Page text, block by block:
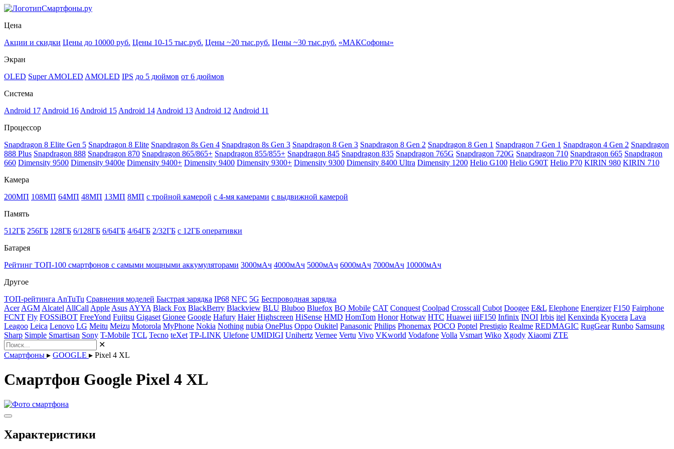
Смартфоны.ру
Цена
Акции и скидки Цены до 10000 руб. Цены 10-15 тыс.руб. Цены ~20 тыс.руб. Цены ~30 тыс.руб. «МАКСофоны»
Экран
OLED Super AMOLED AMOLED IPS до 5 дюймов от 6 дюймов
Система
Android 17 Android 16 Android 15 Android 14 Android 13 Android 12 Android 11
Процессор
Snapdragon 8 Elite Gen 5 Snapdragon 8 Elite Snapdragon 8s Gen 4 Snapdragon 8s Gen 3 Snapdragon 8 Gen 3 Snapdragon 8 Gen 2 Snapdragon 8 Gen 1 Snapdragon 7 Gen 1 Snapdragon 4 Gen 2 Snapdragon
888 Plus Snapdragon 888 Snapdragon 870 Snapdragon 865/865+ Snapdragon 855/855+ Snapdragon 845 Snapdragon 835 Snapdragon 765G Snapdragon 720G Snapdragon 710 Snapdragon 665 Snapdragon
660 Dimensity 9500 Dimensity 9400e Dimensity 9400+ Dimensity 9400 Dimensity 9300+ Dimensity 9300 Dimensity 8400 Ultra Dimensity 1200 Helio G100 Helio G90T Helio P70 KIRIN 980 KIRIN 710
Камера
200МП 108МП 64МП 48МП 13МП 8МП с тройной камерой с 4-мя камерами с выдвижной камерой
Память
512ГБ 256ГБ 128ГБ 6/128ГБ 6/64ГБ 4/64ГБ 2/32ГБ с 12ГБ оперативки
Батарея
Рейтинг ТОП-100 смартфонов с самыми мощными аккумуляторами 3000мАч 4000мАч 5000мАч 6000мАч 7000мАч 10000мАч
Другое
ТОП-рейтинга AnTuTu Сравнения моделей Быстрая зарядка IP68 NFC 5G Беспроводная зарядка
Acer AGM Alcatel AllCall Apple Asus AYYA Black Fox BlackBerry Blackview BLU Bluboo Bluefox BQ Mobile CAT Conquest Coolpad Crosscall Cubot Doogee E&L Elephone Energizer F150 Fairphone
FCNT Fly FOSSiBOT FreeYond Fujitsu Gigaset Gionee Google Hafury Haier Highscreen HiSense HMD HomTom Honor Hotwav HTC Huawei iiiF150 Infinix INOI Irbis itel Kenxinda Kyocera Lava
Leagoo Leica Lenovo LG Meitu Meizu Motorola MyPhone Nokia Nothing nubia OnePlus Oppo Oukitel Panasonic Philips Phonemax POCO Poptel Prestigio Realme REDMAGIC RugGear Runbo Samsung
Sharp Simple Smartisan Sony T-Mobile TCL Tecno teXet TP-LINK Ulefone UMIDIGI Unihertz Vernee Vertu Vivo VKworld Vodafone Volla Vsmart Wiko Xgody Xiaomi ZTE
✕
Смартфоны ▸ GOOGLE ▸ Pixel 4 XL
Смартфон Google Pixel 4 XL
Характеристики